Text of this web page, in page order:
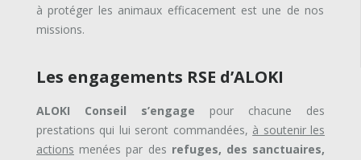
à protéger les animaux efficacement est une de nos
missions.
Les engagements RSE d’ALOKI
ALOKI Conseil s’engage pour chacune des
prestations qui lui seront commandées, à soutenir les
actions menées par des refuges, des sanctuaires,